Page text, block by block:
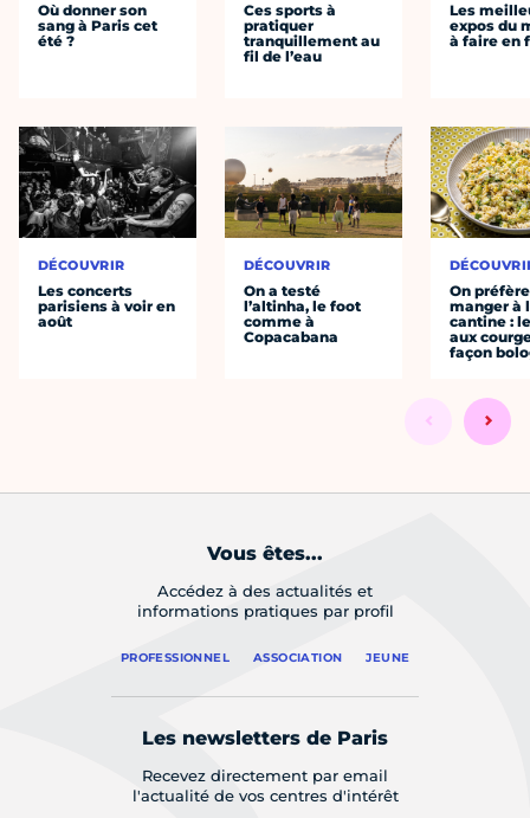
Où donner son
sang à Paris cet
été ?
DÉCOUVRIR
Les concerts
parisiens à voir en
août
Ces sports à
pratiquer
tranquillement au
fil de l’eau
DÉCOUVRIR
On a testé
l’altinha, le foot
comme à
Copacabana
Les
expos du
à faire en
On préfère
manger à
cantine :
aux
façon
Vous êtes...
Accédez à des actualités et
informations pratiques par profil
PROFESSIONNEL ASSOCIATION JEUNE
Les newsletters de Paris
Recevez directement par email
l'actualité de vos centres d'intérêt